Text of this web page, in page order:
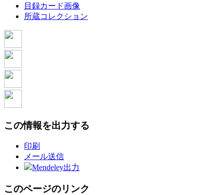
目録カード画像
所蔵コレクション
この情報を出力する
印刷
メール送信
Mendeley出力
このページのリンク